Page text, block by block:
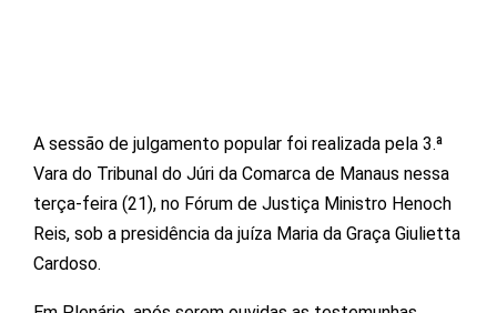
A sessão de julgamento popular foi realizada pela 3.ª
Vara do Tribunal do Júri da Comarca de Manaus nessa
terça-feira (21), no Fórum de Justiça Ministro Henoch
Reis, sob a presidência da juíza Maria da Graça Giulietta
Cardoso.